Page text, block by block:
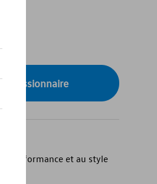
performance et au style